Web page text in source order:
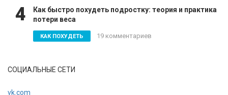
4
Как быстро похудеть подростку: теория и практика
потери веса
КАК ПОХУДЕТЬ 19 комментариев
СОЦИАЛЬНЫЕ СЕТИ
vk.com